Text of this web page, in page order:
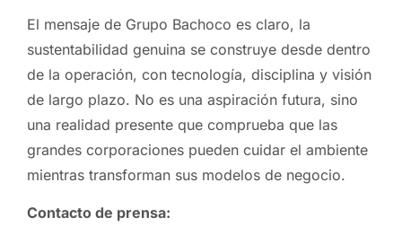
El mensaje de Grupo Bachoco es claro, la
sustentabilidad genuina se construye desde dentro
de la operación, con tecnología, disciplina y visión
de largo plazo. No es una aspiración futura, sino
una realidad presente que comprueba que las
grandes corporaciones pueden cuidar el ambiente
mientras transforman sus modelos de negocio.
Contacto de prensa: